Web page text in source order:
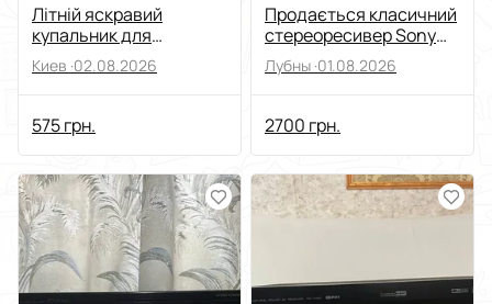
Літній яскравий
купальник для
дівчинки FUBA.VI
Киев ·02.08.2026
575 грн.
Продається класичний
стереоресивер Sony
STR-DE135 (Hi-Fi)
Лубны ·01.08.2026
2700 грн.